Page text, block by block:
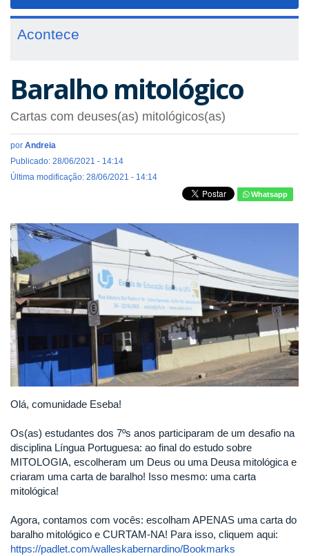
Acontece
Baralho mitológico
Cartas com deuses(as) mitológicos(as)
por Andreia
Publicado: 28/06/2021 - 14:14
Última modificação: 28/06/2021 - 14:14
Whatsapp
Olá, comunidade Eseba!
Os(as) estudantes dos 7ºs anos participaram de um desafio na
disciplina Língua Portuguesa: ao final do estudo sobre
MITOLOGIA, escolheram um Deus ou uma Deusa mitológica e
criaram uma carta de baralho! Isso mesmo: uma carta
mitológica!
Agora, contamos com vocês: escolham APENAS uma carta do
baralho mitológico e CURTAM-NA! Para isso, cliquem aqui:
https://padlet.com/walleskabernardino/Bookmarks